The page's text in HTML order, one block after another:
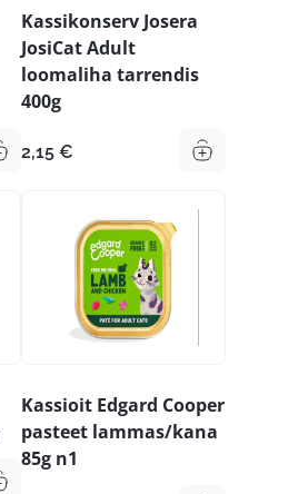
Kassikonserv Josera
JosiCat Adult
loomaliha tarrendis
400g
2,15 €
Kassioit Edgard Cooper
pasteet lammas/kana
85g n1